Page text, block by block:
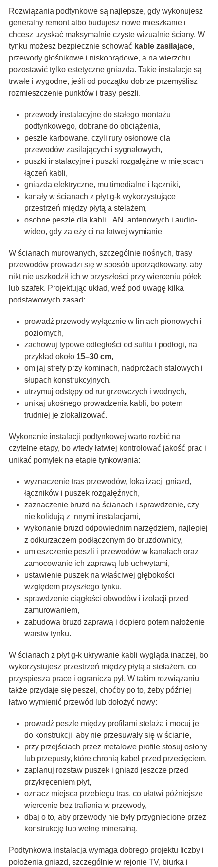
Rozwiązania podtynkowe są najlepsze, gdy wykonujesz
generalny remont albo budujesz nowe mieszkanie i
chcesz uzyskać maksymalnie czyste wizualnie ściany. W
tynku możesz bezpiecznie schować kable zasilające,
przewody głośnikowe i niskoprądowe, a na wierzchu
pozostawić tylko estetyczne gniazda. Takie instalacje są
trwałe i wygodne, jeśli od początku dobrze przemyślisz
rozmieszczenie punktów i trasy peszli.
przewody instalacyjne do stałego montażu
podtynkowego, dobrane do obciążenia,
peszle karbowane, czyli rury osłonowe dla
przewodów zasilających i sygnałowych,
puszki instalacyjne i puszki rozgałęźne w miejscach
łączeń kabli,
gniazda elektryczne, multimedialne i łączniki,
kanały w ścianach z płyt g-k wykorzystujące
przestrzeń między płytą a stelażem,
osobne peszle dla kabli LAN, antenowych i audio-
wideo, gdy zależy ci na łatwej wymianie.
W ścianach murowanych, szczególnie nośnych, trasy
przewodów prowadzi się w sposób uporządkowany, aby
nikt nie uszkodził ich w przyszłości przy wierceniu półek
lub szafek. Projektując układ, weź pod uwagę kilka
podstawowych zasad:
prowadź przewody wyłącznie w liniach pionowych i
poziomych,
zachowuj typowe odległości od sufitu i podłogi, na
przykład około 15–30 cm,
omijaj strefy przy kominach, nadprożach stalowych i
słupach konstrukcyjnych,
utrzymuj odstępy od rur grzewczych i wodnych,
unikaj ukośnego prowadzenia kabli, bo potem
trudniej je zlokalizować.
Wykonanie instalacji podtynkowej warto rozbić na
czytelne etapy, bo wtedy łatwiej kontrolować jakość prac i
unikać pomyłek na etapie tynkowania:
wyznaczenie tras przewodów, lokalizacji gniazd,
łączników i puszek rozgałęźnych,
zaznaczenie bruzd na ścianach i sprawdzenie, czy
nie kolidują z innymi instalacjami,
wykonanie bruzd odpowiednim narzędziem, najlepiej
z odkurzaczem podłączonym do bruzdownicy,
umieszczenie peszli i przewodów w kanałach oraz
zamocowanie ich zaprawą lub uchwytami,
ustawienie puszek na właściwej głębokości
względem przyszłego tynku,
sprawdzenie ciągłości obwodów i izolacji przed
zamurowaniem,
zabudowa bruzd zaprawą i dopiero potem nałożenie
warstw tynku.
W ścianach z płyt g-k ukrywanie kabli wygląda inaczej, bo
wykorzystujesz przestrzeń między płytą a stelażem, co
przyspiesza prace i ogranicza pył. W takim rozwiązaniu
także przydaje się peszel, choćby po to, żeby później
łatwo wymienić przewód lub dołożyć nowy:
prowadź peszle między profilami stelaża i mocuj je
do konstrukcji, aby nie przesuwały się w ścianie,
przy przejściach przez metalowe profile stosuj osłony
lub przepusty, które chronią kabel przed przecięciem,
zaplanuj rozstaw puszek i gniazd jeszcze przed
przykręceniem płyt,
oznacz miejsca przebiegu tras, co ułatwi późniejsze
wiercenie bez trafiania w przewody,
dbaj o to, aby przewody nie były przygniecione przez
konstrukcję lub wełnę mineralną.
Podtynkowa instalacja wymaga dobrego projektu liczby i
położenia gniazd, szczególnie w rejonie TV, biurka i